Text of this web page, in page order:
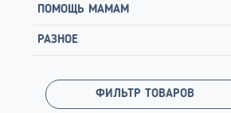
ПОМОЩЬ МАМАМ
РАЗНОЕ
ФИЛЬТР ТОВАРОВ